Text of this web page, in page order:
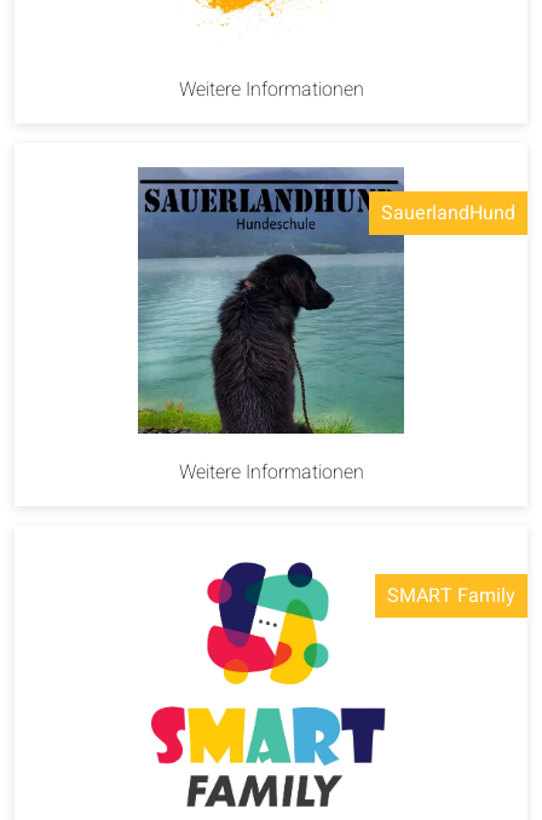
Weitere Informationen
SauerlandHund
Weitere Informationen
SMART Family